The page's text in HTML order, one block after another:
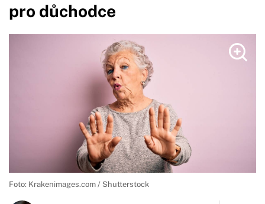
pro důchodce
Foto: Krakenimages.com / Shutterstock